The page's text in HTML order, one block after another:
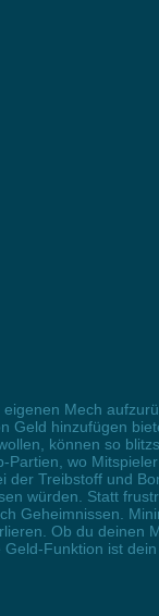
Mech
Geld hinzufügen
können so
wo
Treibstoff und
würden. Statt
Geheimnissen.
Ob du deinen
Funktion ist